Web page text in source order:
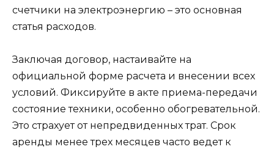
счетчики на электроэнергию – это основная
статья расходов.
Заключая договор, настаивайте на
официальной форме расчета и внесении всех
условий. Фиксируйте в акте приема-передачи
состояние техники, особенно обогревательной.
Это страхует от непредвиденных трат. Срок
аренды менее трех месяцев часто ведет к